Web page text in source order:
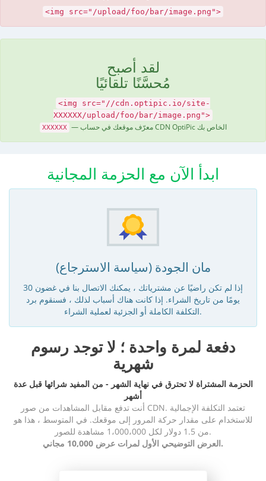
<img src="/upload/foo/bar/image.png">
لقد أصبح
مُحسَّنًا تلقائيًا
<img src="//cdn.optipic.io/site-
XXXXXX/upload/foo/bar/image.png">
XXXXXX — معرّف موقعك في حساب CDN OptiPic الخاص بك
ابدأ الآن مع الحزمة المجانية
مان الجودة (سياسة الاسترجاع)
إذا لم تكن راضيًا عن مشترياتك ، يمكنك الاتصال بنا في غضون 30
يومًا من تاريخ الشراء. إذا كانت هناك أسباب لذلك ، فسنقوم برد
التكلفة الكاملة أو الجزئية لعملية الشراء.
دفعة لمرة واحدة ؛ لا توجد رسوم
شهرية
الحزمة المشتراة لا تحترق في نهاية الشهر - من المفيد شرائها قبل عدة
أشهر
أنت تدفع مقابل المشاهدات من صور CDN. تعتمد التكلفة الإجمالية
للاستخدام على مقدار حركة المرور إلى موقعك. في المتوسط ، هذا هو
من 1.5 دولار لكل 1،000،000 مشاهدة للصور.
العرض التوضيحي الأول لمرات عرض 10,000 مجاني.